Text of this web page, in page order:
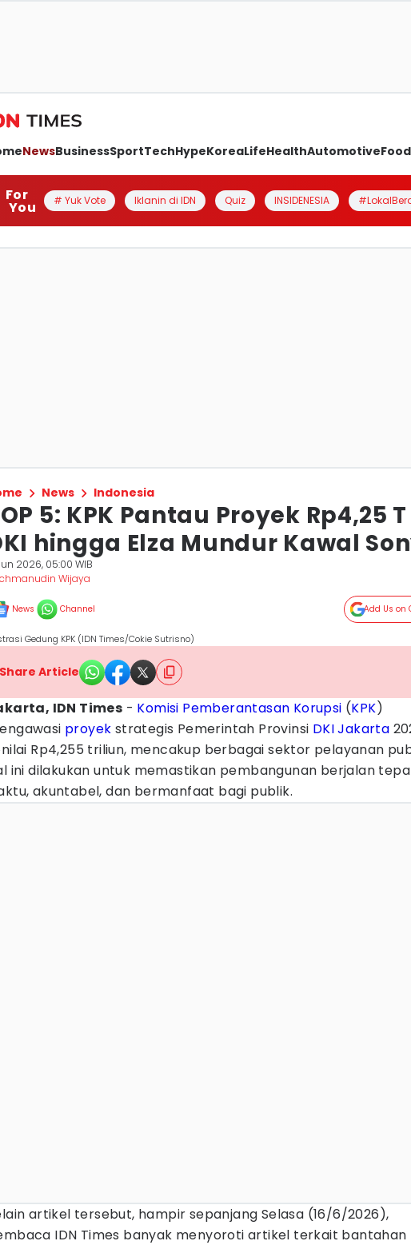
NewsBusinessSportTechHypeKoreaLifeHealthAutomotiveFood
For
You # Yuk Vote Iklanin di IDN Quiz INSIDENESIA
News Indonesia
5: KPK Pantau Proyek Rp4,25
hingga Elza Mundur Kawal
2026, 05:00 WIB
Wijaya
News Channel Add Us on
Gedung KPK (IDN Times/Cokie Sutrisno)
Share Article
IDN Times - Komisi Pemberantasan Korupsi (KPK)
proyek strategis Pemerintah Provinsi DKI Jakarta
Rp4,255 triliun, mencakup berbagai sektor pelayanan
ini dilakukan untuk memastikan pembangunan berjalan
akuntabel, dan bermanfaat bagi publik.
artikel tersebut, hampir sepanjang Selasa (16/6/2026),
IDN Times banyak menyoroti artikel terkait bantahan